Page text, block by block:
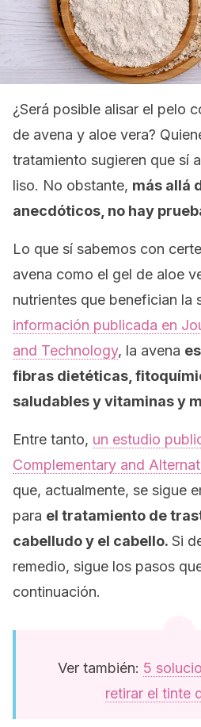
¿Será posible alisar el pelo
de avena y aloe vera?
tratamiento sugieren que sí
liso. No obstante, más allá
anecdóticos, no hay
Lo que sí sabemos con
avena como el gel de aloe
nutrientes que benefician la
información publicada en
and Technology, la avena
fibras dietéticas,
saludables y vitaminas y
Entre tanto, un estudio
Complementary and
que, actualmente, se sigue
para el tratamiento de
cabelludo y el cabello. Si
remedio, sigue los pasos
continuación.
Ver también: 5
retirar el tinte